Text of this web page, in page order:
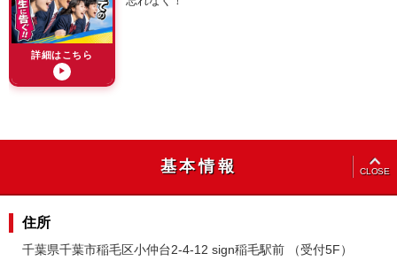
詳細はこちら
▶
基本情報 CLOSE
住所
千葉県千葉市稲毛区小仲台2-4-12 sign稲毛駅前 （受付5F）